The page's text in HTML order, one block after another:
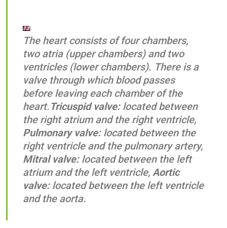
The heart consists of four chambers,
two atria (upper chambers) and two
ventricles (lower chambers). There is a
valve through which blood passes
before leaving each chamber of the
heart.Tricuspid valve:located between
the right atrium and the right ventricle,
Pulmonary valve:located between the
right ventricle and the pulmonary artery,
Mitral valve:located between the left
atrium and the left ventricle, Aortic
valve:located between the left ventricle
and the aorta.